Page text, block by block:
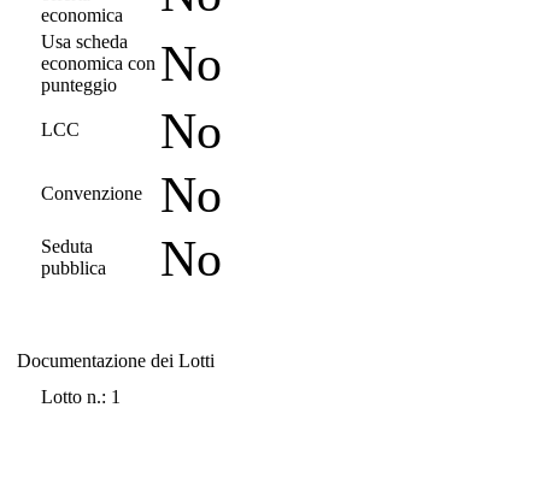
economica
Usa scheda
economica con
punteggio
No
LCC No
Convenzione No
Seduta
pubblica
No
Documentazione dei Lotti
Lotto n.: 1